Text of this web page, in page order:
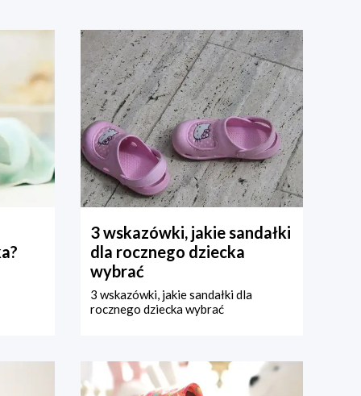
3 wskazówki, jakie sandałki
dla rocznego dziecka
wybrać
3 wskazówki, jakie sandałki dla
rocznego dziecka wybrać